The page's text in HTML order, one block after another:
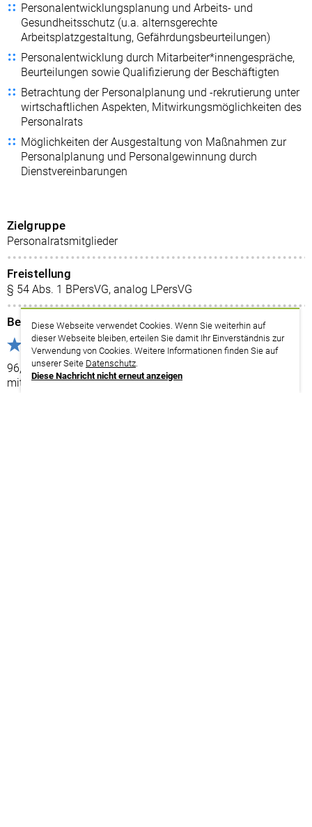
Diese Webseite verwendet Cookies. Wenn Sie weiterhin auf
dieser Webseite bleiben, erteilen Sie damit Ihr Einverständnis zur
Verwendung von Cookies. Weitere Informationen finden Sie auf
unserer Seite Datenschutz.
Diese Nachricht nicht erneut anzeigen
Personalentwicklungsplanung und Arbeits- und
Gesundheitsschutz (u.a. alternsgerechte
Arbeitsplatzgestaltung, Gefährdungsbeurteilungen)
Personalentwicklung durch Mitarbeiter*innengespräche,
Beurteilungen sowie Qualifizierung der Beschäftigten
Betrachtung der Personalplanung und -rekrutierung unter
wirtschaftlichen Aspekten, Mitwirkungsmöglichkeiten des
Personalrats
Möglichkeiten der Ausgestaltung von Maßnahmen zur
Personalplanung und Personalgewinnung durch
Dienstvereinbarungen
Zielgruppe
Personalratsmitglieder
Freistellung
§ 54 Abs. 1 BPersVG, analog LPersVG
Bewertung
(22 Bewertungen)
96,6 % unserer Teilnehmer*innen bewerten dieses Seminar
mit „sehr gut/gut“.